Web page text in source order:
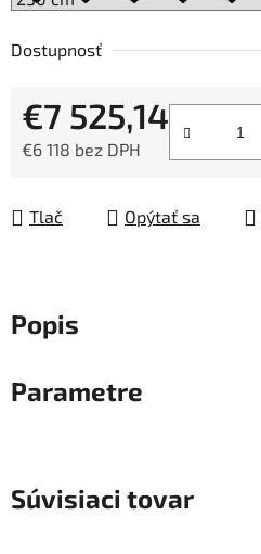
Dostupnosť
€7 525,14
€6 118 bez DPH
Tlač Opýtať sa
Popis
Parametre
Súvisiaci tovar